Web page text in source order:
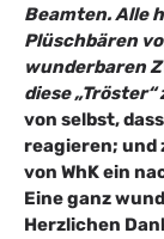
Beamten. Alle
Plüschbären
wunderbaren
diese
von selbst,
reagieren; und
von WhK ein
Eine ganz
Herzlichen